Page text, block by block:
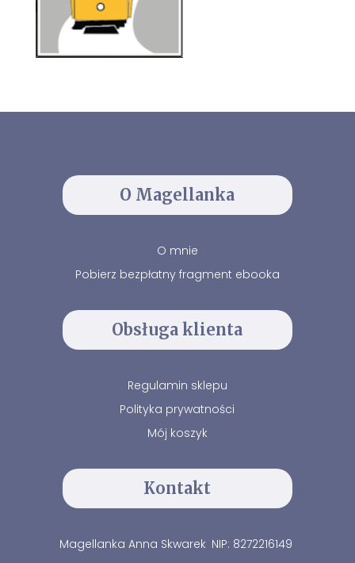
O Magellanka
O mnie
Pobierz bezpłatny fragment ebooka
Obsługa klienta
Regulamin sklepu
Polityka prywatności
Mój koszyk
Kontakt
Magellanka Anna Skwarek NIP: 8272216149